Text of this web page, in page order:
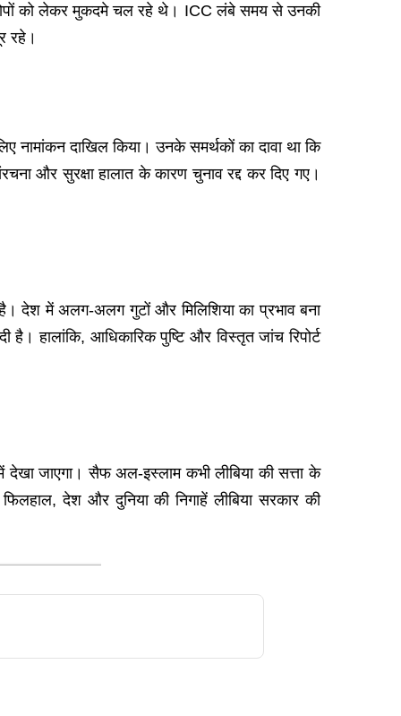
को लेकर मुकदमे चल रहे थे। ICC लंबे समय से उनकी
रहे।
नामांकन दाखिल किया। उनके समर्थकों का दावा था कि
और सुरक्षा हालात के कारण चुनाव रद्द कर दिए गए।
देश में अलग-अलग गुटों और मिलिशिया का प्रभाव बना
हालांकि, आधिकारिक पुष्टि और विस्तृत जांच रिपोर्ट
जाएगा। सैफ अल-इस्लाम कभी लीबिया की सत्ता के
देश और दुनिया की निगाहें लीबिया सरकार की